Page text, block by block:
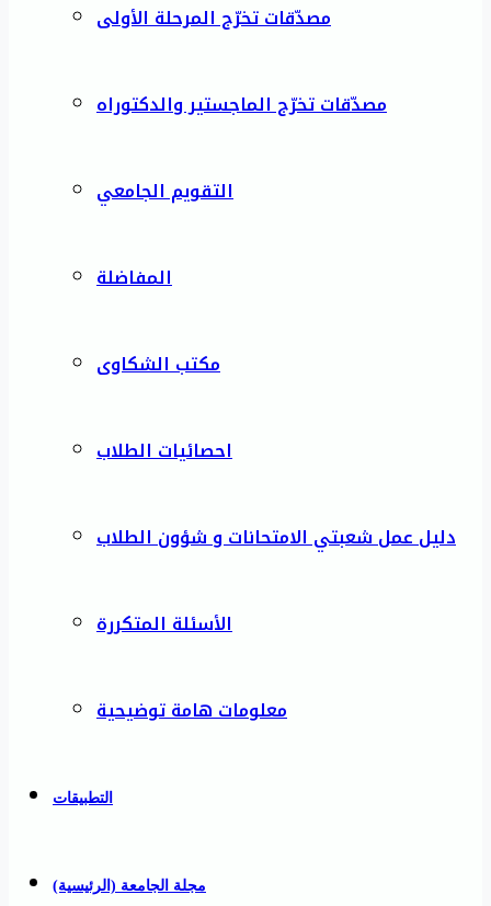
مصدّقات تخرّج المرحلة الأولى
مصدّقات تخرّج الماجستير والدكتوراه
التقويم الجامعي
المفاضلة
مكتب الشكاوى
احصائيات الطلاب
دليل عمل شعبتي الامتحانات و شؤون الطلاب
الأسئلة المتكررة
معلومات هامة توضيحية
التطبيقات
مجلة الجامعة (الرئيسية)